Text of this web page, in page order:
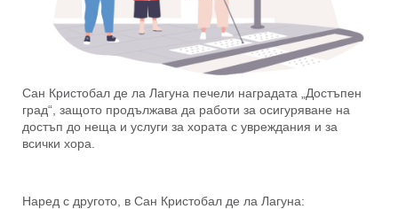
Сан Кристобал де ла Лагуна печели наградата „Достъпен
град“, защото продължава да работи за осигуряване на
достъп до неща и услуги за хората с увреждания и за
всички хора.
Наред с другото, в Сан Кристобал де ла Лагуна: